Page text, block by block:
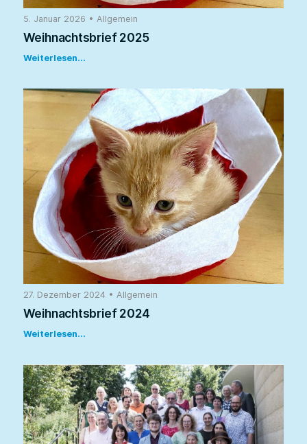
5. Januar 2026 • Allgemein
Weihnachtsbrief 2025
Weiterlesen...
27. Dezember 2024 • Allgemein
Weihnachtsbrief 2024
Weiterlesen...